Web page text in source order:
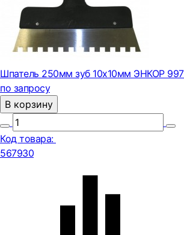
Шпатель 250мм зуб 10х10мм ЭНКОР
по запросу
В корзину
Код товара:
567930